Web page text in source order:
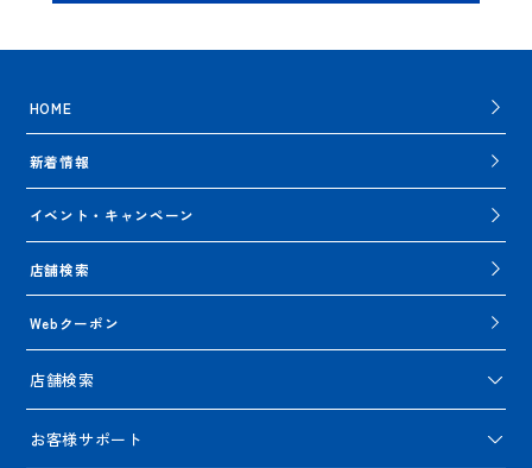
HOME
新着情報
イベント・キャンペーン
店舗検索
Webクーポン
店舗検索
お客様サポート